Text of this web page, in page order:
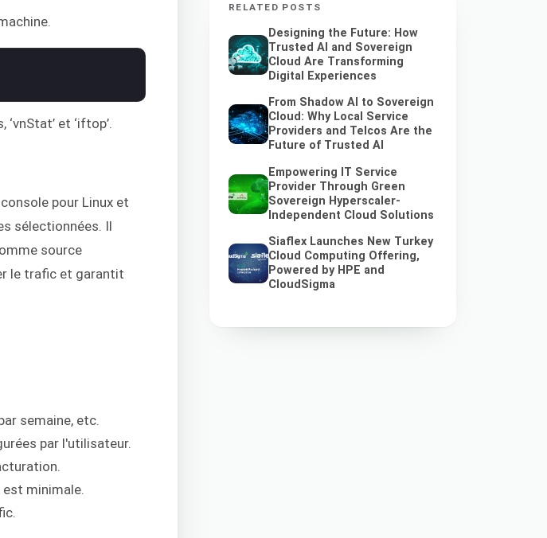
et ‘iftop’.
pour Linux et
sélectionnées. Il
source
le trafic et garantit
semaine, etc.
par l'utilisateur.
minimale.
RELATED POSTS
Designing the Future: How
Trusted AI and Sovereign
Cloud Are Transforming
Digital Experiences
From Shadow AI to Sovereign
Cloud: Why Local Service
Providers and Telcos Are the
Future of Trusted AI
Empowering IT Service
Provider Through Green
Sovereign Hyperscaler-
Independent Cloud Solutions
Siaflex Launches New Turkey
Cloud Computing Offering,
Powered by HPE and
CloudSigma